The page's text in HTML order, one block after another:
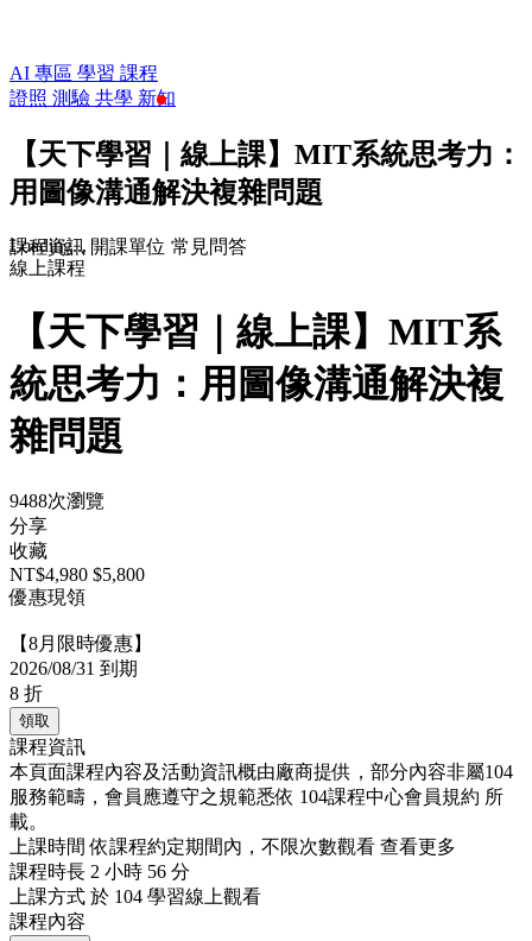
AI 專區 學習 課程
證照 測驗 共學 新知
【天下學習｜線上課】MIT系統思考力：
用圖像溝通解決複雜問題
課程資訊 開課單位 常見問答
Loading...
線上課程
【天下學習｜線上課】MIT系
統思考力：用圖像溝通解決複
雜問題
9488次瀏覽
分享
收藏
NT$4,980 $5,800
優惠現領
【8月限時優惠】
2026/08/31 到期
8 折
領取
課程資訊
本頁面課程內容及活動資訊概由廠商提供，部分內容非屬104
服務範疇，會員應遵守之規範悉依 104課程中心會員規約 所
載。
上課時間 依課程約定期間內，不限次數觀看 查看更多
課程時長 2 小時 56 分
上課方式 於 104 學習線上觀看
課程內容